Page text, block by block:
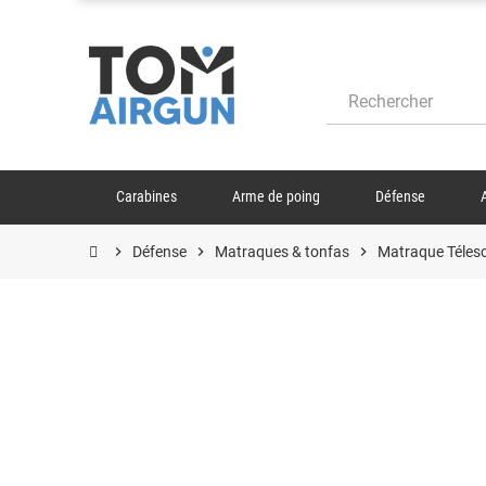
Carabines Arme de poing Défense
chevron_right Défense chevron_right Matraques & tonfas chevron_right Matraque